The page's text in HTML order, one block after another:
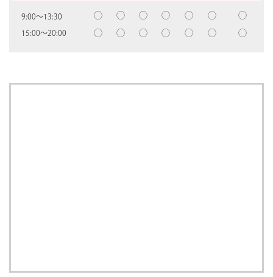
9:00〜13:30 ◯ ◯ ◯ ◯ ◯ ◯ ◯
15:00〜20:00 ◯ ◯ ◯ ◯ ◯ ◯ ◯